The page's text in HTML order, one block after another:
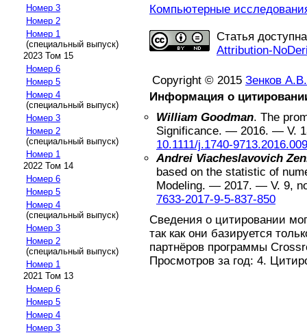
Номер 3
Номер 2
Номер 1
(специальный выпуск)
2023 Том 15
Номер 6
Номер 5
Номер 4
(специальный выпуск)
Номер 3
Номер 2
(специальный выпуск)
Номер 1
2022 Том 14
Номер 6
Номер 5
Номер 4
(специальный выпуск)
Номер 3
Номер 2
(специальный выпуск)
Номер 1
2021 Том 13
Номер 6
Номер 5
Номер 4
Номер 3
Компьютерные
Статья
Attribution-
Copyright © 2015 Зенков А.В.
Информация о
William Goodman. The
Significance. — 2016. — V.
10.1111/j.1740-
Andrei Viacheslavovich
based on the statistic of
Modeling. — 2017. — V. 9,
7633-2017-9-5-837-850
Сведения о цитировании
так как они базируется
партнёров программы
Просмотров за год: 4.